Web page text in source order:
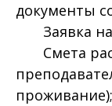
документы
Заявка на
Смета
проживание);